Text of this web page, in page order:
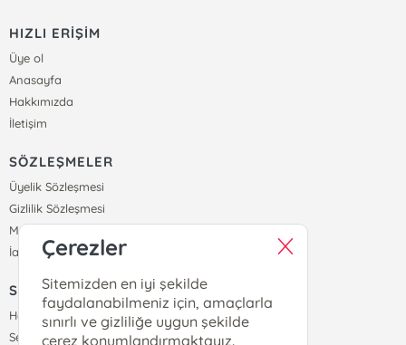
HIZLI ERİŞİM
Üye ol
Anasayfa
Hakkımızda
İletişim
SÖZLEŞMELER
Üyelik Sözleşmesi
Gizlilik Sözleşmesi
Mesafeli Satış Sözleşmesi
İade ve Teslimat Koşulları
SİPARİŞ
Hesabım
Sepetim
Çerezler
Sitemizden en iyi şekilde
faydalanabilmeniz için, amaçlarla
sınırlı ve gizliliğe uygun şekilde
çerez konumlandırmaktayız.